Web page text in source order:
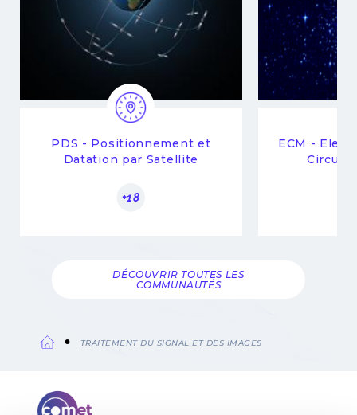
PDS - Positionnement et
Datation par Satellite
+18
ECM -
Circuit
DÉCOUVRIR TOUTES LES
COMMUNAUTÉS
d'Ariane
TRAITEMENT DU SIGNAL ET DES IMAGES